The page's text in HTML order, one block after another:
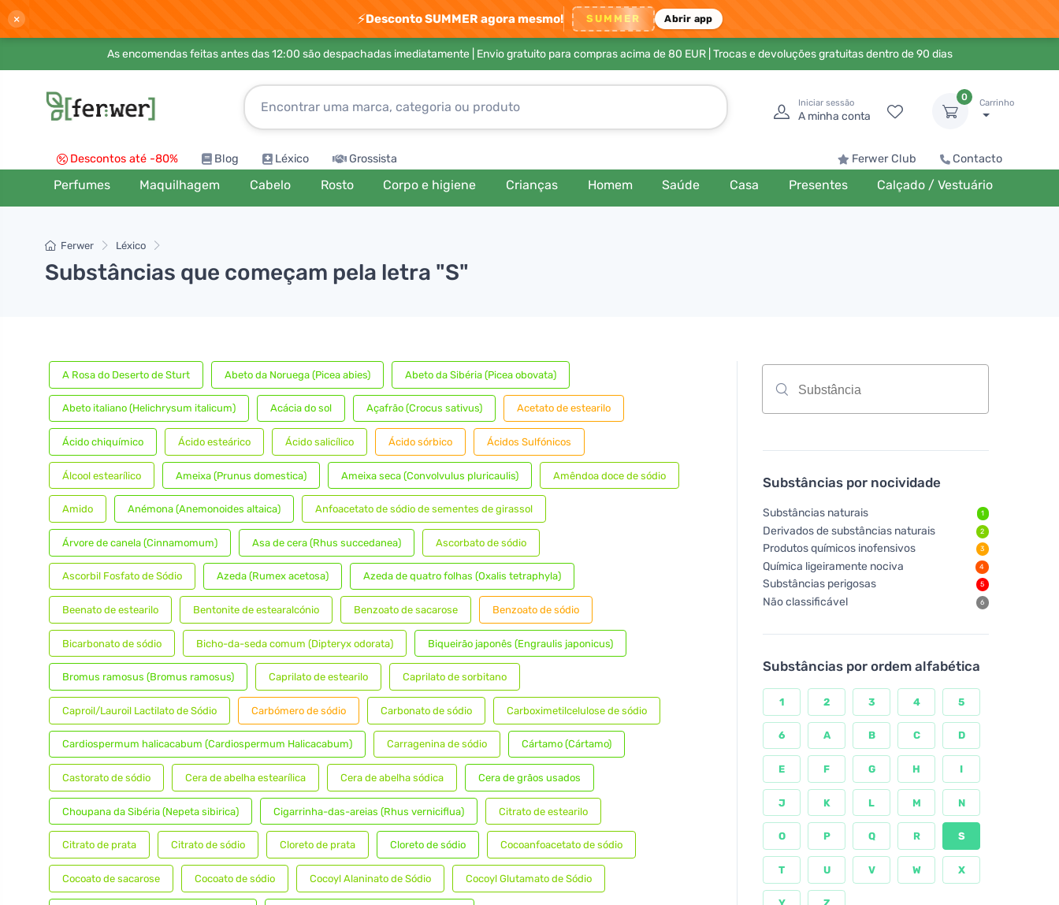
× ⚡Desconto SUMMER agora mesmo! SUMMER Abrir app
As encomendas feitas antes das 12:00 são despachadas imediatamente | Envio gratuito para compras acima de 80 EUR| Trocas e devoluções gratuitas dentro de 90 dias
Iniciar sessão
A minha conta
0
Carrinho
Descontos até -80% Blog Léxico Grossista Ferwer Club Contacto
Perfumes Maquilhagem Cabelo Rosto Corpo e higiene Crianças Homem Saúde Casa Presentes Calçado / Vestuário
Ferwer Léxico
Substâncias que começam pela letra "S"
A Rosa do Deserto de Sturt Abeto da Noruega (Picea abies) Abeto da Sibéria (Picea obovata)
Abeto italiano (Helichrysum italicum) Acácia do sol Açafrão (Crocus sativus) Acetato de estearilo
Ácido chiquímico Ácido esteárico Ácido salicílico Ácido sórbico Ácidos Sulfónicos
Álcool estearílico Ameixa (Prunus domestica) Ameixa seca (Convolvulus pluricaulis) Amêndoa doce de sódio
Amido Anémona (Anemonoides altaica) Anfoacetato de sódio de sementes de girassol
Árvore de canela (Cinnamomum) Asa de cera (Rhus succedanea) Ascorbato de sódio
Ascorbil Fosfato de Sódio Azeda (Rumex acetosa) Azeda de quatro folhas (Oxalis tetraphyla)
Beenato de estearilo Bentonite de estearalcónio Benzoato de sacarose Benzoato de sódio
Bicarbonato de sódio Bicho-da-seda comum (Dipteryx odorata) Biqueirão japonês (Engraulis japonicus)
Bromus ramosus (Bromus ramosus) Caprilato de estearilo Caprilato de sorbitano
Caproil/Lauroil Lactilato de Sódio Carbómero de sódio Carbonato de sódio Carboximetilcelulose de sódio
Cardiospermum halicacabum (Cardiospermum Halicacabum) Carragenina de sódio Cártamo (Cártamo)
Castorato de sódio Cera de abelha estearílica Cera de abelha sódica Cera de grãos usados
Choupana da Sibéria (Nepeta sibirica) Cigarrinha-das-areias (Rhus verniciflua) Citrato de estearilo
Citrato de prata Citrato de sódio Cloreto de prata Cloreto de sódio Cocoanfoacetato de sódio
Cocoato de sacarose Cocoato de sódio Cocoyl Alaninato de Sódio Cocoyl Glutamato de Sódio
Substâncias por nocividade
Substâncias naturais 1
Derivados de substâncias naturais 2
Produtos químicos inofensivos 3
Química ligeiramente nociva 4
Substâncias perigosas 5
Não classificável 6
Substâncias por ordem alfabética
1 2 3 4 5
6 A B C D
E F G H I
J K L M N
O P Q R S
T U V W X